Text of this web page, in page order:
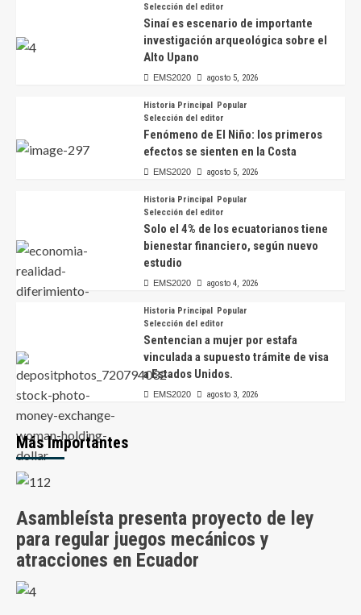
Selección del editor
Sinaí es escenario de importante
investigación arqueológica sobre el
Alto Upano
EMS2020 agosto 5, 2026
Historia Principal Popular
Selección del editor
Fenómeno de El Niño: los primeros
efectos se sienten en la Costa
EMS2020 agosto 5, 2026
Historia Principal Popular
Selección del editor
Solo el 4% de los ecuatorianos tiene
bienestar financiero, según nuevo
estudio
EMS2020 agosto 4, 2026
Historia Principal Popular
Selección del editor
Sentencian a mujer por estafa
vinculada a supuesto trámite de visa
a Estados Unidos.
EMS2020 agosto 3, 2026
Más Importantes
Asambleísta presenta proyecto de ley
para regular juegos mecánicos y
atracciones en Ecuador